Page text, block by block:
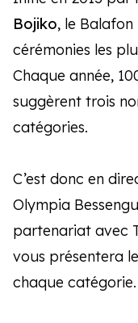
Bojiko, le Balafon
cérémonies les
Chaque année,
suggèrent trois
catégories.
C’est donc en
Olympia
partenariat avec
vous présentera
chaque catégorie.